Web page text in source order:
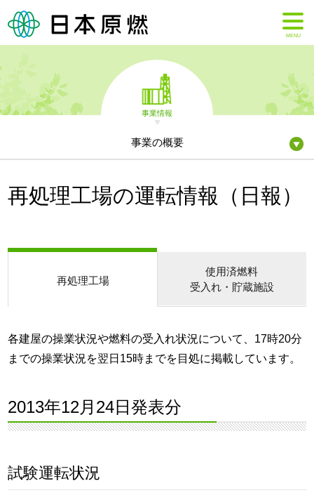
MENU
事業情報
事業の概要
再処理工場の運転情報（日報）
再処理工場
使用済燃料
受入れ・貯蔵施設
各建屋の操業状況や燃料の受入れ状況について、17時20分
までの操業状況を翌日15時までを目処に掲載しています。
2013年12月24日発表分
試験運転状況